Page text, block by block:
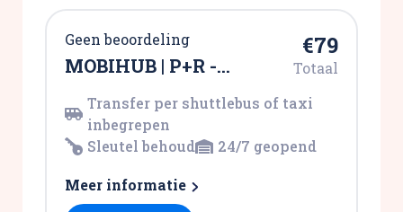
Geen beoordeling
MOBIHUB | P+R -
€79
Totaal
Transfer per shuttlebus of taxi
inbegrepen
Sleutel behoud
24/7 geopend
Meer informatie